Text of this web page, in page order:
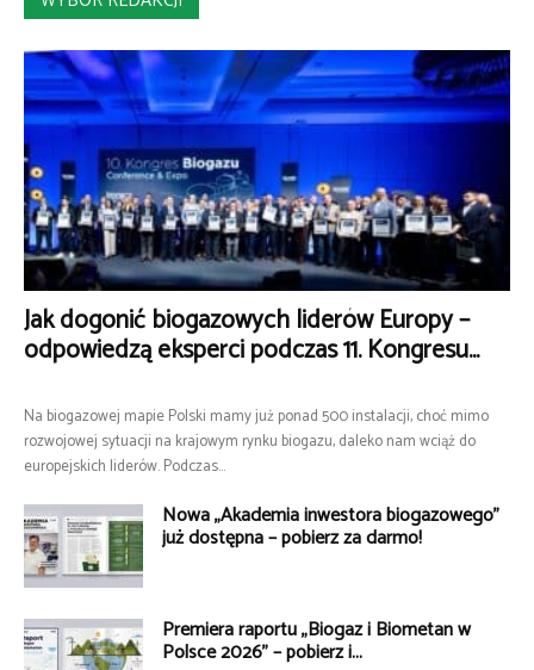
Jak dogonić biogazowych liderów Europy –
odpowiedzą eksperci podczas 11. Kongresu...
Na biogazowej mapie Polski mamy już ponad 500 instalacji, choć mimo
rozwojowej sytuacji na krajowym rynku biogazu, daleko nam wciąż do
europejskich liderów. Podczas...
Nowa „Akademia inwestora biogazowego”
już dostępna – pobierz za darmo!
Premiera raportu „Biogaz i Biometan w
Polsce 2026” – pobierz i...